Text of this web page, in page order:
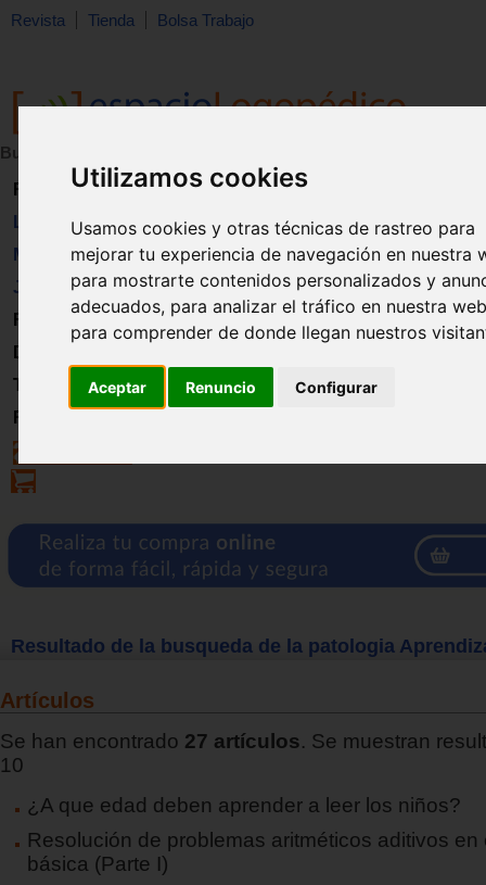
Utilizamos cookies
Usamos cookies y otras técnicas de rastreo para
mejorar tu experiencia de navegación en nuestra
para mostrarte contenidos personalizados y
adecuados, para analizar el tráfico en nuestra
para comprender de donde llegan nuestros
Aceptar Renuncio Configurar
Revista Tienda Bolsa Trabajo
Buscar:
Revista
Libros
Material
Juguetes
Formación
Directorio
Trabajo
Registro
Resultado de la busqueda de la patologia
Artículos
Se han encontrado 27 artículos. Se muestran
10
¿A que edad deben aprender a leer los niños?
Resolución de problemas aritméticos aditivos en
básica (Parte I)